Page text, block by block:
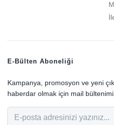
E-Bülten Aboneliği
Kampanya, promosyon ve yeni
haberdar olmak için mail